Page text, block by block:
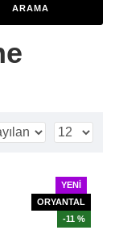
ARAMA
YENI
ORYANTAL
-11 %